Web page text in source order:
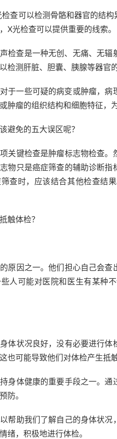
查可以检测骨骼和器官的结构
X光检查可以提供重要的线索。
查是一种无创、无痛、无辐
检测肝脏、胆囊、胰腺等器官
一些可疑的病变或肿瘤，病
肿瘤的组织结构和细胞特征，
避免的五大误区呢？
关键检查是肿瘤标志物检查
物只是癌症筛查的辅助诊断
查时，应该结合其他检查结
触体检？
原因之一。他们担心自己会
人可能对医院和医生有某种
体状况良好，没有必要进行
也可能导致他们对体检产生抵触
身体健康的重要手段之一。
防。
帮助我们了解自己的身体状
绪，积极地进行体检。